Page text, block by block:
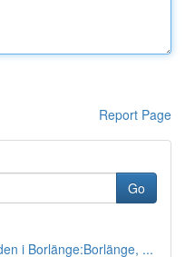
Report Page
Go
i Borlänge:Borlänge, ...